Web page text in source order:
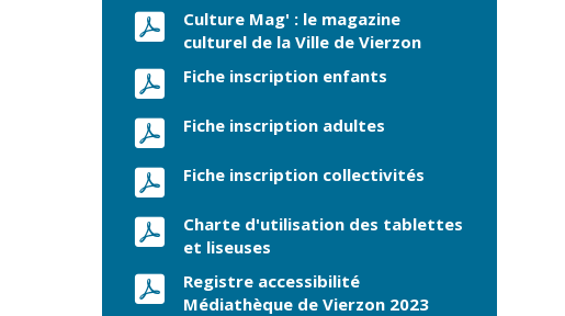
Culture Mag' : le magazine
culturel de la Ville de Vierzon
Fiche inscription enfants
Fiche inscription adultes
Fiche inscription collectivités
Charte d'utilisation des tablettes
et liseuses
Registre accessibilité
Médiathèque de Vierzon 2023